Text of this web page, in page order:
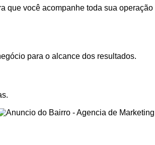
que você acompanhe toda sua
para o alcance dos resultados.